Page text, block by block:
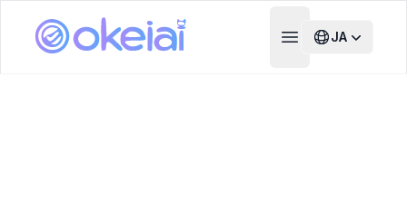
Open main menu
JA